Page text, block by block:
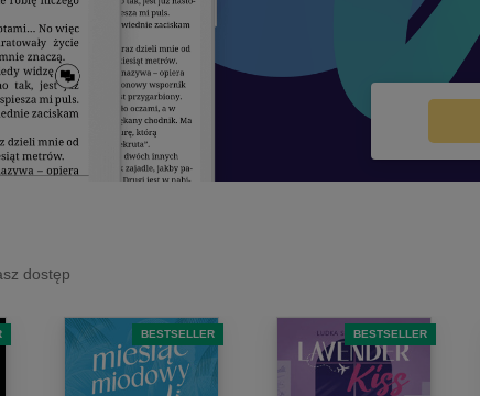
dostęp
BESTSELLER BESTSELLER